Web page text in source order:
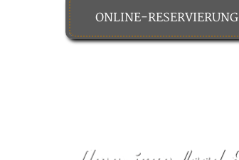
ONLINE-RESERVIERUNG